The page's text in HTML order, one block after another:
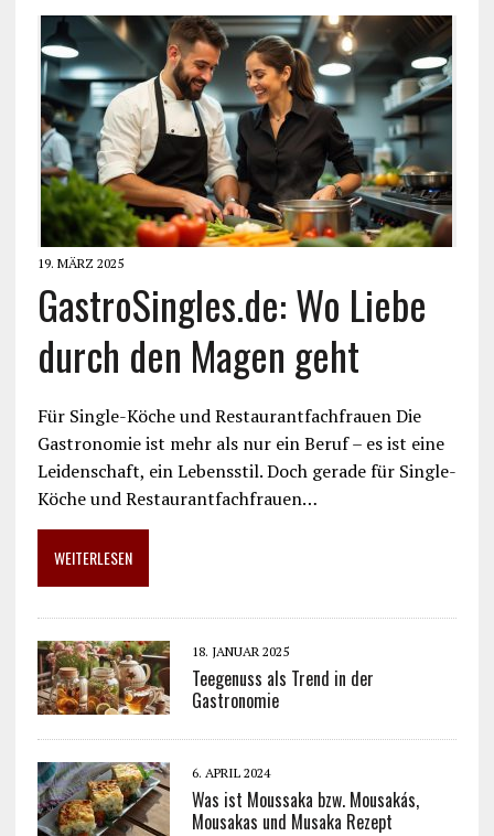
19. MÄRZ 2025
GastroSingles.de: Wo Liebe
durch den Magen geht
Für Single-Köche und Restaurantfachfrauen Die
Gastronomie ist mehr als nur ein Beruf – es ist eine
Leidenschaft, ein Lebensstil. Doch gerade für Single-
Köche und Restaurantfachfrauen…
WEITERLESEN
18. JANUAR 2025
Teegenuss als Trend in der
Gastronomie
6. APRIL 2024
Was ist Moussaka bzw. Mousakás,
Mousakas und Musaka Rezept